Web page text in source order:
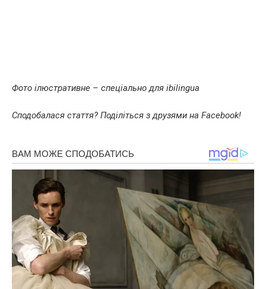
Фото ілюстративне – спеціально для ibilingua
Сподобалася стаття? Поділіться з друзями на Facebook!